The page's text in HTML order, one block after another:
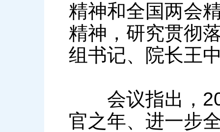
精神和全国两会
精神，研究贯彻
组书记、院长王
会议指出，
官之年、进一步